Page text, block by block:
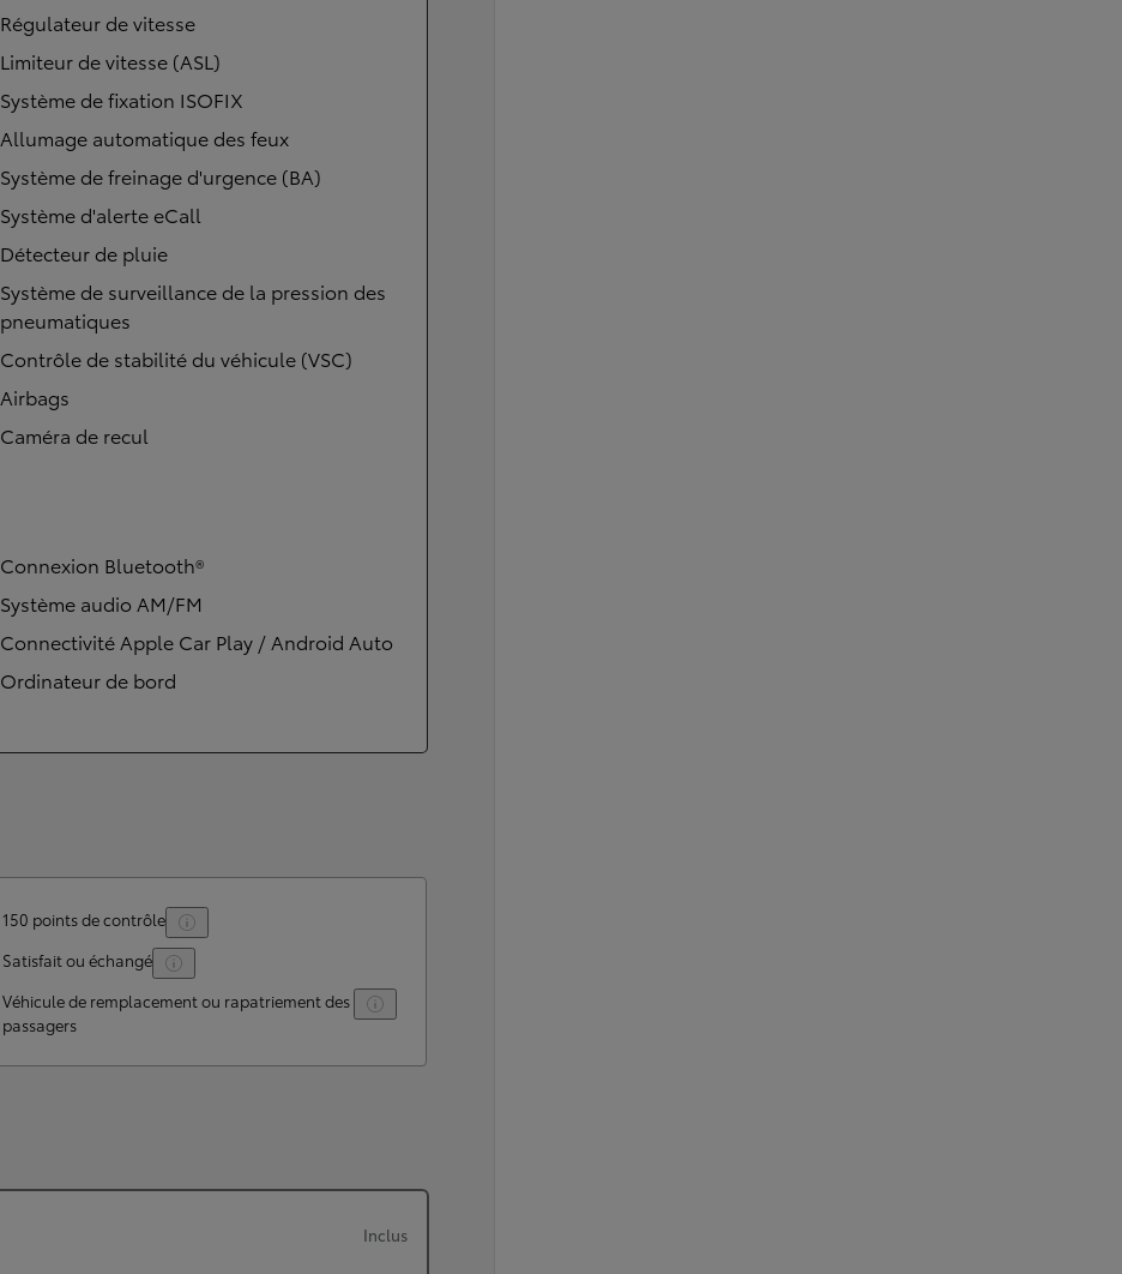
Régulateur de vitesse
Limiteur de vitesse (ASL)
Système de fixation ISOFIX
Allumage automatique des feux
Système de freinage d'urgence (BA)
Système d'alerte eCall
Détecteur de pluie
Système de surveillance de la pression des
pneumatiques
Contrôle de stabilité du véhicule (VSC)
Airbags
Caméra de recul
Connexion Bluetooth®
Système audio AM/FM
Connectivité Apple Car Play / Android Auto
Ordinateur de bord
150 points de contrôle
Satisfait ou échangé
Véhicule de remplacement ou rapatriement des
passagers
Inclus